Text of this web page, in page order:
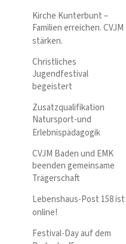
Kirche Kunterbunt –
Familien erreichen. CVJM
stärken.
Christliches
Jugendfestival
begeistert
Zusatzqualifikation
Natursport-und
Erlebnispädagogik
CVJM Baden und EMK
beenden gemeinsame
Trägerschaft
Lebenshaus-Post 158 ist
online!
Festival-Day auf dem